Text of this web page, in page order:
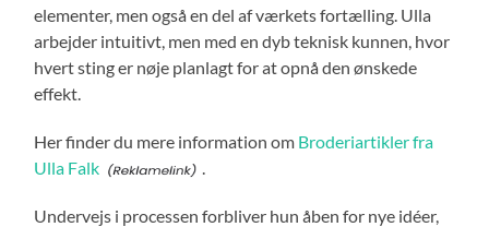
elementer, men også en del af værkets fortælling. Ulla
arbejder intuitivt, men med en dyb teknisk kunnen, hvor
hvert sting er nøje planlagt for at opnå den ønskede
effekt.
Her finder du mere information om Broderiartikler fra
Ulla Falk
Undervejs i processen forbliver hun åben for nye idéer,